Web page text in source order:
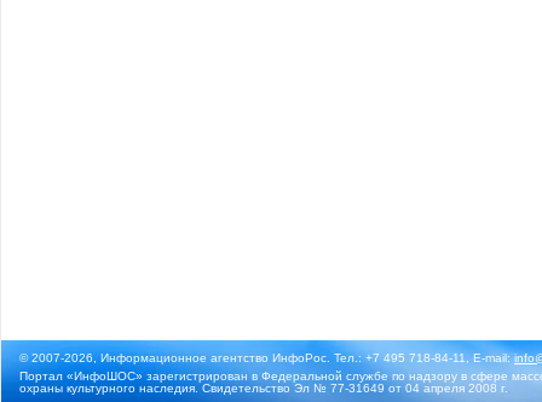
© 2007-2026, Информационное агентство ИнфоРос. Тел.: +7 495 718-84-11, E-mail:
Портал «ИнфоШОС» зарегистрирован в Федеральной службе по надзору в сфере
охраны культурного наследия. Свидетельство Эл № 77-31649 от 04 апреля 2008 г.